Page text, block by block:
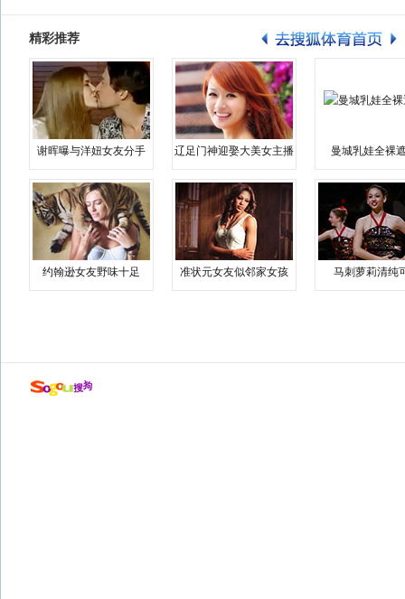
精彩推荐
谢晖曝与洋妞女友分手 辽足门神迎娶大美女主播 曼城乳娃全裸
约翰逊女友野味十足 准状元女友似邻家女孩 马刺萝莉清纯